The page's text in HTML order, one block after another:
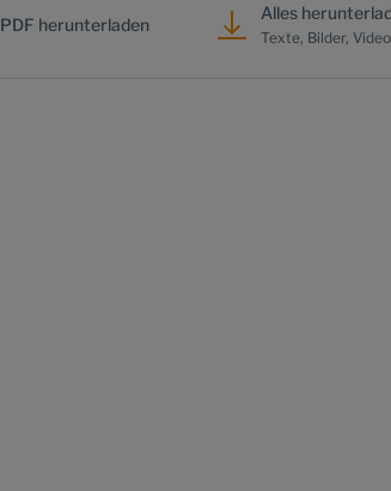
herunterladen
Alles
Texte, Bilder,